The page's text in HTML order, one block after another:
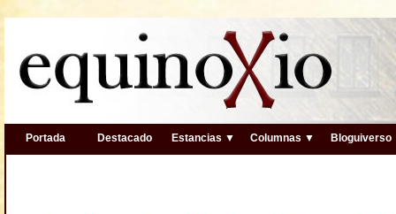
Portada Destacado Estancias ▼ Columnas ▼ Bloguiverso